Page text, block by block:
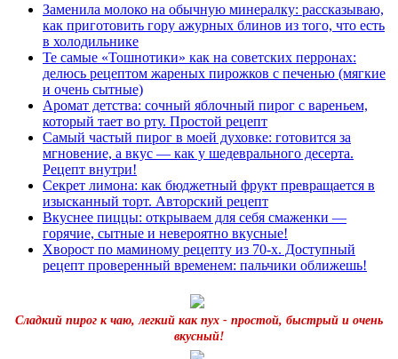
Заменила молоко на обычную минералку: рассказываю,
как приготовить гору ажурных блинов из того, что есть
в холодильнике
Те самые «Тошнотики» как на советских перронах:
делюсь рецептом жареных пирожков с печенью (мягкие
и очень сытные)
Аромат детства: сочный яблочный пирог с вареньем,
который тает во рту. Простой рецепт
Самый частый пирог в моей духовке: готовится за
мгновение, а вкус — как у шедеврального десерта.
Рецепт внутри!
Секрет лимона: как бюджетный фрукт превращается в
изысканный торт. Авторский рецепт
Вкуснее пиццы: открываем для себя смаженки —
горячие, сытные и невероятно вкусные!
Хворост по маминому рецепту из 70-х. Доступный
рецепт проверенный временем: пальчики оближешь!
Сладкий пирог к чаю, легкий как пух - простой, быстрый и очень
вкусный!